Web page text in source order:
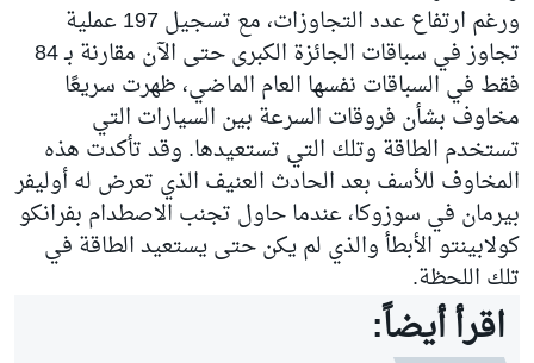
ورغم ارتفاع عدد التجاوزات، مع تسجيل 197 عملية
تجاوز في سباقات الجائزة الكبرى حتى الآن مقارنة بـ 84
فقط في السباقات نفسها العام الماضي، ظهرت سريعًا
مخاوف بشأن فروقات السرعة بين السيارات التي
تستخدم الطاقة وتلك التي تستعيدها. وقد تأكدت هذه
المخاوف للأسف بعد الحادث العنيف الذي تعرض له أوليفر
بيرمان في سوزوكا، عندما حاول تجنب الاصطدام بفرانكو
كولابينتو الأبطأ والذي لم يكن حتى يستعيد الطاقة في
تلك اللحظة.
اقرأ أيضاً: